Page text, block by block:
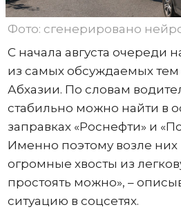
Фото: сгенерировано
С начала августа очереди
из самых обсуждаемых тем
Абхазии. По словам
стабильно можно найти в
заправках «Роснефти» и
Именно поэтому возле них
огромные хвосты из
простоять можно», –
ситуацию в соцсетях.